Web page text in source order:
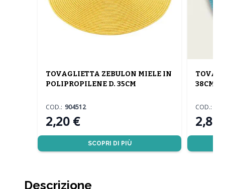
TOVAGLIETTA ZEBULON MIELE IN
POLIPROPILENE D. 35CM
2,20 €
COD.: 904512
SCOPRI DI PIÙ
38CM
2,80
COD.:
Descrizione